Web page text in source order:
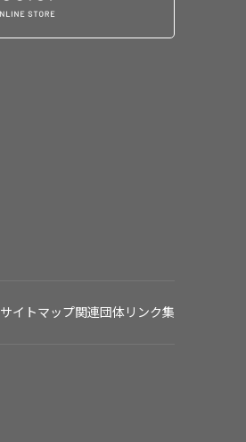
サイトマップ関連団体リンク集